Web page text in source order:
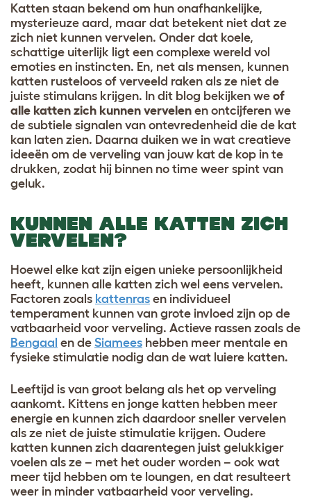
Katten staan bekend om hun onafhankelijke,
mysterieuze aard, maar dat betekent niet dat ze
zich niet kunnen vervelen. Onder dat koele,
schattige uiterlijk ligt een complexe wereld vol
emoties en instincten. En, net als mensen, kunnen
katten rusteloos of verveeld raken als ze niet de
juiste stimulans krijgen. In dit blog bekijken we of
alle katten zich kunnen vervelen en ontcijferen we
de subtiele signalen van ontevredenheid die de kat
kan laten zien. Daarna duiken we in wat creatieve
ideeën om de verveling van jouw kat de kop in te
drukken, zodat hij binnen no time weer spint van
geluk.
KUNNEN ALLE KATTEN ZICH
VERVELEN?
Hoewel elke kat zijn eigen unieke persoonlijkheid
heeft, kunnen alle katten zich wel eens vervelen.
Factoren zoals kattenras en individueel
temperament kunnen van grote invloed zijn op de
vatbaarheid voor verveling. Actieve rassen zoals de
Bengaal en de Siamees hebben meer mentale en
fysieke stimulatie nodig dan de wat luiere katten.
Leeftijd is van groot belang als het op verveling
aankomt. Kittens en jonge katten hebben meer
energie en kunnen zich daardoor sneller vervelen
als ze niet de juiste stimulatie krijgen. Oudere
katten kunnen zich daarentegen juist gelukkiger
voelen als ze – met het ouder worden – ook wat
meer tijd hebben om te loungen, en dat resulteert
weer in minder vatbaarheid voor verveling.